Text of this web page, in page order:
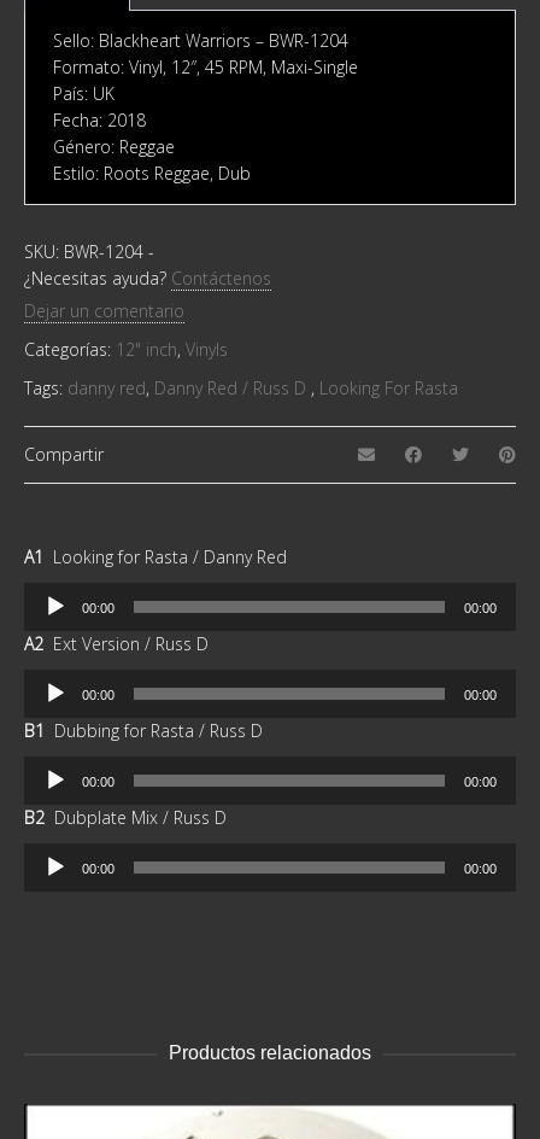
quantity
Sello: Blackheart Warriors ‎– BWR-1204
Formato: Vinyl, 12″, 45 RPM, Maxi-Single
País: UK
Fecha: 2018
Género: Reggae
Estilo: Roots Reggae, Dub
SKU: BWR-1204 -
¿Necesitas ayuda? Contáctenos
Dejar un comentario
Categorías: 12" inch, Vinyls
Tags: danny red, Danny Red / Russ D ‎ , Looking For Rasta
Compartir
A1 Looking for Rasta / Danny Red
Reproductor
audio
00:00 00:00
A2 Ext Version / Russ D
Reproductor
audio
00:00 00:00
B1 Dubbing for Rasta / Russ D
Reproductor
audio
00:00 00:00
B2 Dubplate Mix / Russ D
Reproductor
00:00 00:00
Productos relacionados